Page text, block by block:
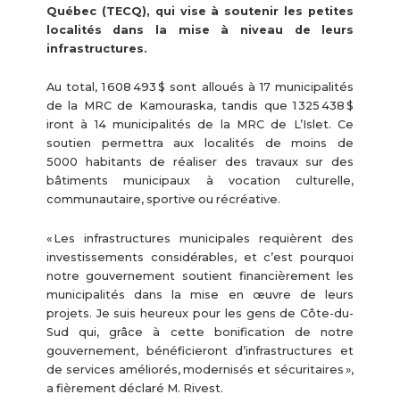
Québec (TECQ), qui vise à soutenir les petites
localités dans la mise à niveau de leurs
infrastructures.
Au total, 1 608 493 $ sont alloués à 17 municipalités
de la MRC de Kamouraska, tandis que 1 325 438 $
iront à 14 municipalités de la MRC de L’Islet. Ce
soutien permettra aux localités de moins de
5000 habitants de réaliser des travaux sur des
bâtiments municipaux à vocation culturelle,
communautaire, sportive ou récréative.
« Les infrastructures municipales requièrent des
investissements considérables, et c’est pourquoi
notre gouvernement soutient financièrement les
municipalités dans la mise en œuvre de leurs
projets. Je suis heureux pour les gens de Côte-du-
Sud qui, grâce à cette bonification de notre
gouvernement, bénéficieront d’infrastructures et
de services améliorés, modernisés et sécuritaires »,
a fièrement déclaré M. Rivest.